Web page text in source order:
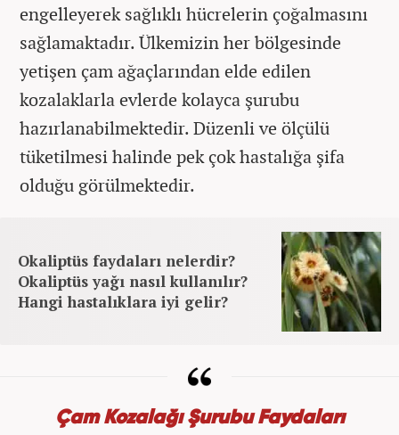
engelleyerek sağlıklı hücrelerin çoğalmasını
sağlamaktadır. Ülkemizin her bölgesinde
yetişen çam ağaçlarından elde edilen
kozalaklarla evlerde kolayca şurubu
hazırlanabilmektedir. Düzenli ve ölçülü
tüketilmesi halinde pek çok hastalığa şifa
olduğu görülmektedir.
Okaliptüs faydaları nelerdir?
Okaliptüs yağı nasıl kullanılır?
Hangi hastalıklara iyi gelir?
Çam Kozalağı Şurubu Faydaları